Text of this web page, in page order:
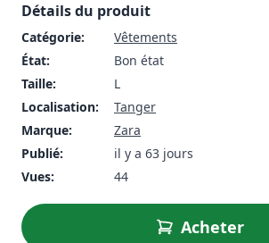
Détails du produit
Catégorie:
Vêtements
État:
Bon état
Taille:
L
Localisation:
Tanger
Marque:
Zara
Publié:
il y a 63 jours
Vues:
44
Acheter